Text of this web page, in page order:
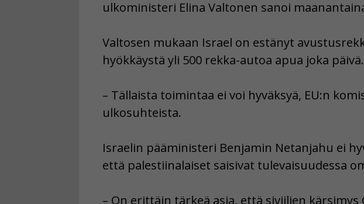
ulkoministeri Elina Valtonen sanoi
Valtosen mukaan Israel on estänyt
hyökkäystä yli 500 rekka-autoa apua joka
– Tällaista toimintaa ei voi hyväksyä, EU:n
ulkosuhteista.
Israelin pääministeri Benjamin Netanjahu ei
että palestiinalaiset saisivat tulevaisuudessa
– On erittäin tärkeä asia, että siviilien